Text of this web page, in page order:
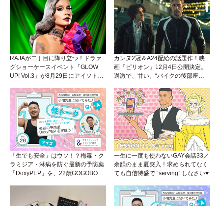
RAJAが二丁目に降り立つ！ドラァ
グショーケースイベント「GLOW
UP! Vol.3」が8月29日にアイソトー
カンヌ2冠＆A24配給の話題作！映
画『ピリオン』12月4日公開決定。
過激で、甘い。“バイクの後部座
「生でも安全」はウソ！？梅毒・ク
ラミジア・淋病を防ぐ最新の予防薬
「DoxyPEP」を、22歳GOGOBOY
（Vol.26）
一生に一度も使わないGAY会話33／
余韻のまま夏突入！求められてなく
ても自信特盛で “serving” しなさい♥